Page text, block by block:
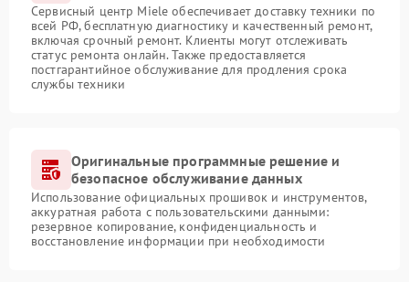
Сервисный центр Miele обеспечивает доставку техники по
всей РФ, бесплатную диагностику и качественный ремонт,
включая срочный ремонт. Клиенты могут отслеживать
статус ремонта онлайн. Также предоставляется
постгарантийное обслуживание для продления срока
службы техники
Оригинальные программные решение и
безопасное обслуживание данных
Использование официальных прошивок и инструментов,
аккуратная работа с пользовательскими данными:
резервное копирование, конфиденциальность и
восстановление информации при необходимости